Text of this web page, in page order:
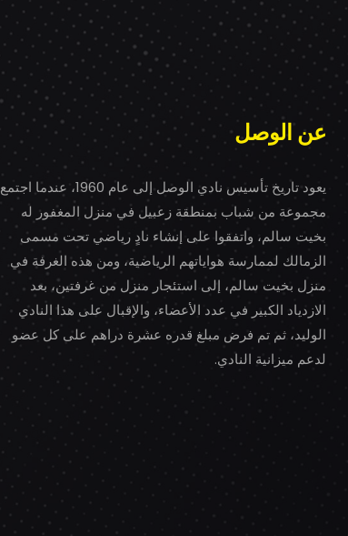
عن الوصل
يعود تاريخ تأسيس نادي الوصل إلى عام 1960، عندما اجتمع
مجموعة من شباب بمنطقة زعبيل في منزل المغفور له
بخيت سالم، واتفقوا على إنشاء نادٍ رياضي تحت مسمى
الزمالك لممارسة هواياتهم الرياضية، ومن هذه الغرفة في
منزل بخيت سالم، إلى استئجار منزل من غرفتين، بعد
الازدياد الكبير في عدد الأعضاء، والإقبال على هذا النادي
الوليد، ثم تم فرض مبلغ قدره عشرة دراهم على كل عضو
لدعم ميزانية النادي.